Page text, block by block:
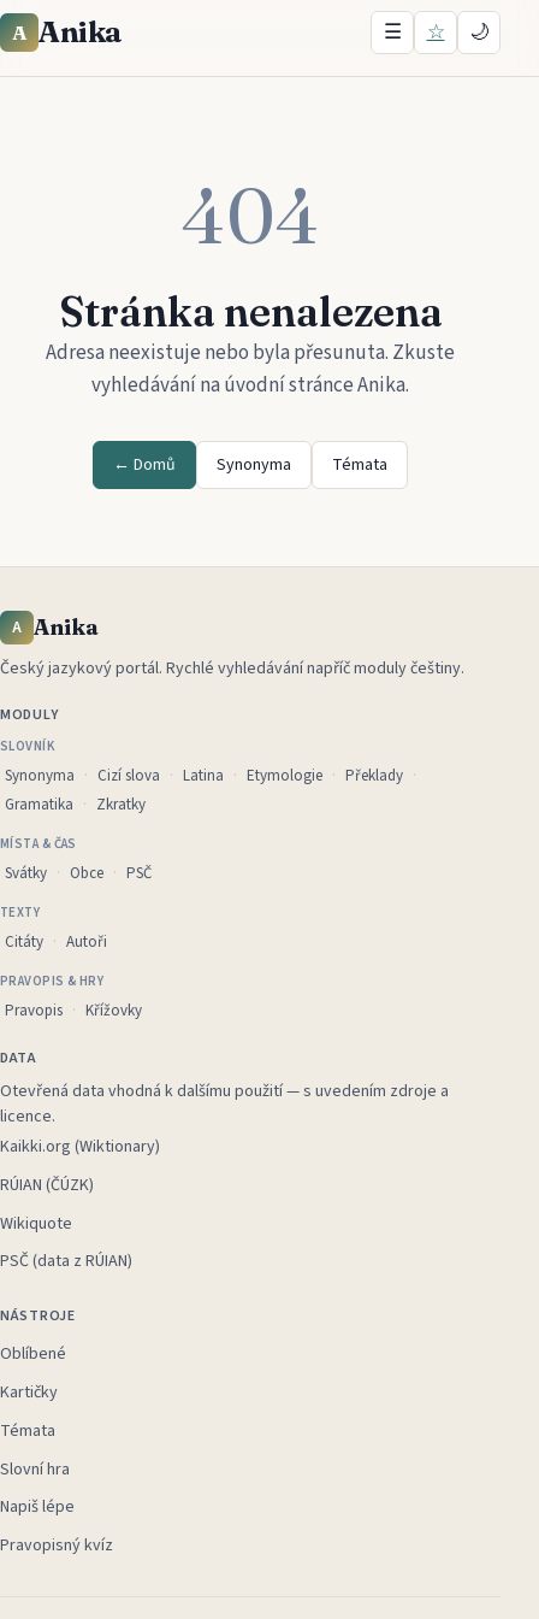
A Anika ☰ ☆ 🌙
404
Stránka nenalezena
Adresa neexistuje nebo byla přesunuta. Zkuste
vyhledávání na úvodní stránceAnika.
← Domů Synonyma Témata
A Anika
Český jazykový portál. Rychlé vyhledávání napříč moduly češtiny.
MODULY
SLOVNÍK
Synonyma Cizí slova Latina Etymologie
Překlady
Gramatika
Zkratky
MÍSTA & ČAS
Svátky Obce PSČ
TEXTY
Citáty Autoři
PRAVOPIS & HRY
Pravopis Křížovky
DATA
Otevřená data vhodná k dalšímu použití — s uvedením zdroje a
licence.
Kaikki.org (Wiktionary)
RÚIAN (ČÚZK)
Wikiquote
PSČ (data z RÚIAN)
NÁSTROJE
Oblíbené
Kartičky
Témata
Slovní hra
Napiš lépe
Pravopisný kvíz